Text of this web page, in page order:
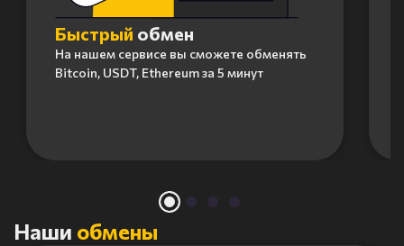
Быстрый обмен
На нашем сервисе вы сможете обменять
Bitcoin, USDT, Ethereum за 5 минут
Наши обмены